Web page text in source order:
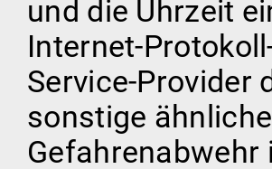
und die Uhrzeit
Internet-
Service-Provider
sonstige